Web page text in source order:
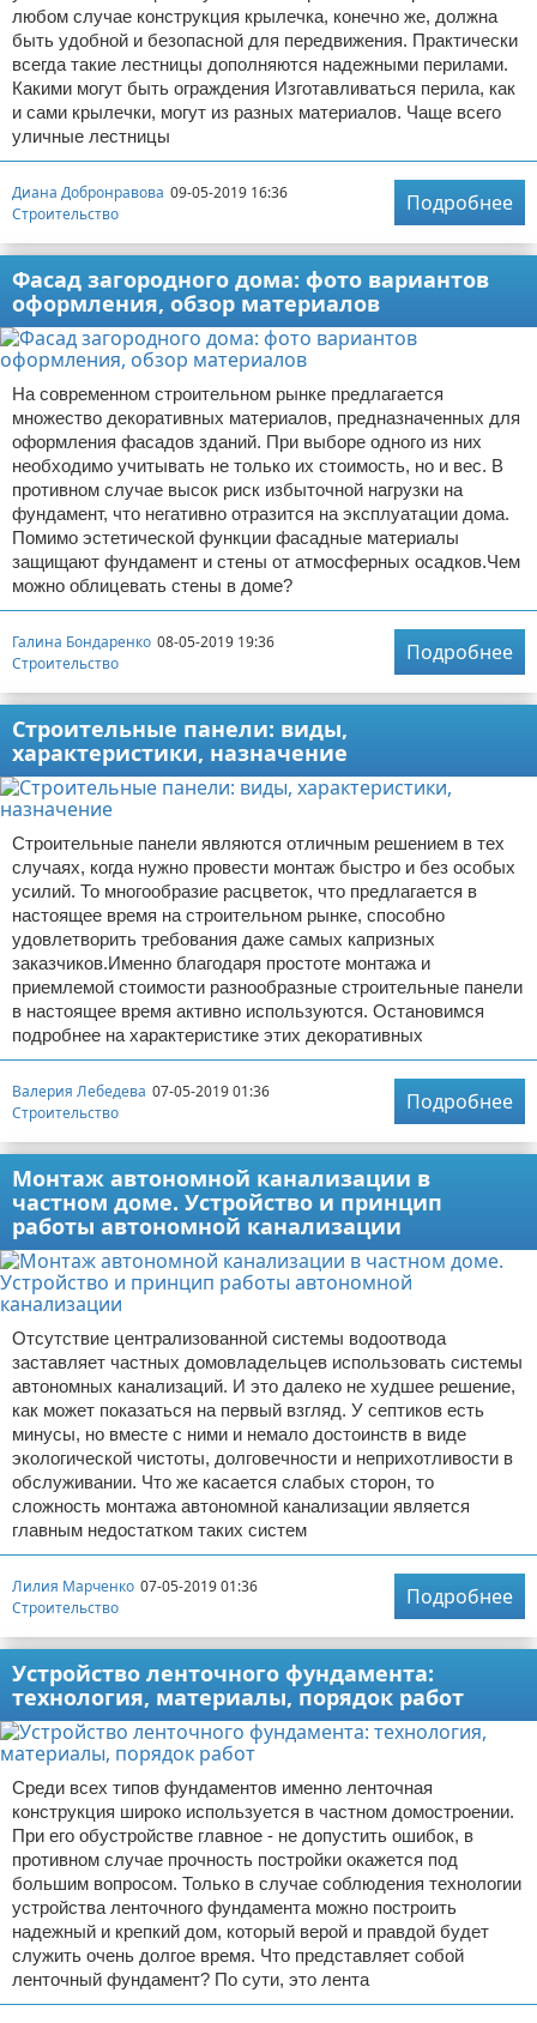
любом случае конструкция крылечка, конечно же, должна
быть удобной и безопасной для передвижения. Практически
всегда такие лестницы дополняются надежными перилами.
Какими могут быть ограждения Изготавливаться перила, как
и сами крылечки, могут из разных материалов. Чаще всего
уличные лестницы
Диана Добронравова 09-05-2019 16:36
Строительство
Подробнее
Фасад загородного дома: фото вариантов
оформления, обзор материалов
На современном строительном рынке предлагается
множество декоративных материалов, предназначенных для
оформления фасадов зданий. При выборе одного из них
необходимо учитывать не только их стоимость, но и вес. В
противном случае высок риск избыточной нагрузки на
фундамент, что негативно отразится на эксплуатации дома.
Помимо эстетической функции фасадные материалы
защищают фундамент и стены от атмосферных осадков.Чем
можно облицевать стены в доме?
Галина Бондаренко 08-05-2019 19:36
Строительство
Подробнее
Строительные панели: виды,
характеристики, назначение
Строительные панели являются отличным решением в тех
случаях, когда нужно провести монтаж быстро и без особых
усилий. То многообразие расцветок, что предлагается в
настоящее время на строительном рынке, способно
удовлетворить требования даже самых капризных
заказчиков.Именно благодаря простоте монтажа и
приемлемой стоимости разнообразные строительные панели
в настоящее время активно используются. Остановимся
подробнее на характеристике этих декоративных
Валерия Лебедева 07-05-2019 01:36
Строительство
Подробнее
Монтаж автономной канализации в
частном доме. Устройство и принцип
работы автономной канализации
Отсутствие централизованной системы водоотвода
заставляет частных домовладельцев использовать системы
автономных канализаций. И это далеко не худшее решение,
как может показаться на первый взгляд. У септиков есть
минусы, но вместе с ними и немало достоинств в виде
экологической чистоты, долговечности и неприхотливости в
обслуживании. Что же касается слабых сторон, то
сложность монтажа автономной канализации является
главным недостатком таких систем
Лилия Марченко 07-05-2019 01:36
Строительство
Подробнее
Устройство ленточного фундамента:
технология, материалы, порядок работ
Среди всех типов фундаментов именно ленточная
конструкция широко используется в частном домостроении.
При его обустройстве главное - не допустить ошибок, в
противном случае прочность постройки окажется под
большим вопросом. Только в случае соблюдения технологии
устройства ленточного фундамента можно построить
надежный и крепкий дом, который верой и правдой будет
служить очень долгое время. Что представляет собой
ленточный фундамент? По сути, это лента